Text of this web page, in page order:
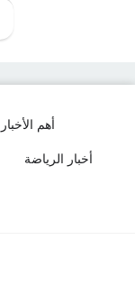
أهم الأخبار
أخبار الرياضة